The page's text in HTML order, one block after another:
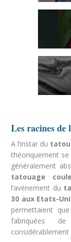
Les racines de
A l’instar du
théoriquement se
généralement
tatouage
l’avènement du
30 aux Etats-
permettaient
fabriquées